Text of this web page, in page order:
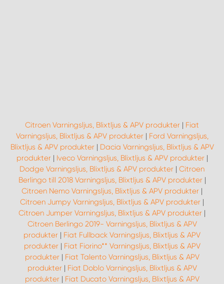
Citroen Varningsljus, Blixtljus & APV produkter | Fiat
Varningsljus, Blixtljus & APV produkter| Ford Varningsljus,
Blixtljus & APV produkter| Dacia Varningsljus, Blixtljus & APV
produkter| Iveco Varningsljus, Blixtljus & APV produkter|
Dodge Varningsljus, Blixtljus & APV produkter | Citroen
Berlingo till 2018 Varningsljus, Blixtljus & APV produkter|
Citroen Nemo Varningsljus, Blixtljus & APV produkter |
Citroen Jumpy Varningsljus, Blixtljus & APV produkter |
Citroen Jumper Varningsljus, Blixtljus & APV produkter |
Citroen Berlingo 2019- Varningsljus, Blixtljus & APV
produkter | Fiat Fullback Varningsljus, Blixtljus & APV
produkter| Fiat Fiorino** Varningsljus, Blixtljus & APV
produkter| Fiat Talento Varningsljus, Blixtljus & APV
produkter| Fiat Doblo Varningsljus, Blixtljus & APV
produkter| Fiat Ducato Varningsljus, Blixtljus & APV